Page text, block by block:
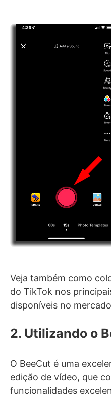
Veja também como
do TikTok nos
disponíveis no
2. Utilizando o
O BeeCut é uma
edição de vídeo, que
funcionalidades